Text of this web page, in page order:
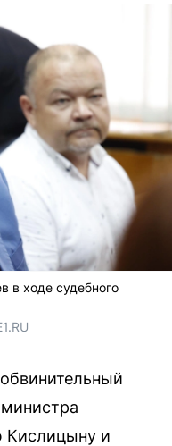
в ходе судебного
Кислицыну и